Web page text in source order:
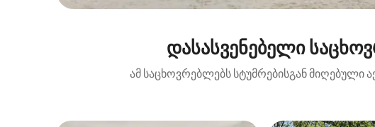
დასასვენებელი
ამ საცხოვრებლებს სტუმრებისგან მიღებული